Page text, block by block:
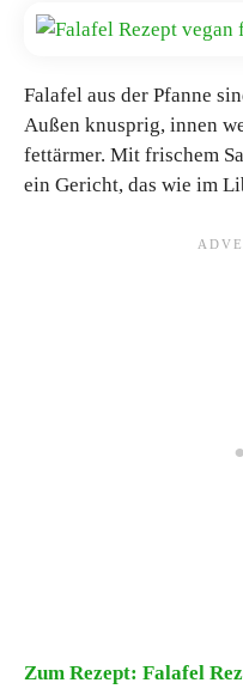
Falafel aus der Pfanne
Außen knusprig, innen
fettärmer. Mit frischem
ein Gericht, das wie im
Zum Rezept: Falafel